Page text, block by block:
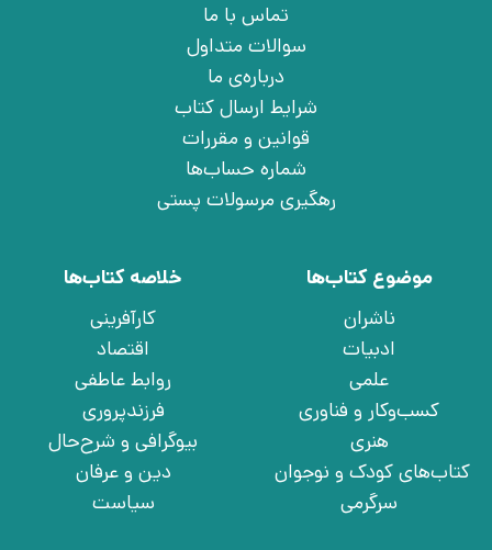
تماس با ما
سوالات متداول
درباره‌ی ما
شرایط ارسال کتاب
قوانین و مقررات
شماره حساب‌ها
رهگیری مرسولات پستی
موضوع کتاب‌ها
ناشران
ادبیات
علمی
کسب‌وکار و فناوری
هنری
کتاب‌های کودک و نوجوان
سرگرمی
خلاصه کتاب‌ها
کارآفرینی
اقتصاد
روابط عاطفی
فرزندپروری
بیوگرافی و شرح‌حال
دین و عرفان
سیاست